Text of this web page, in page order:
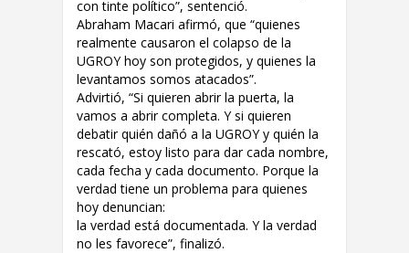
con tinte político”, sentenció.
Abraham Macari afirmó, que “quienes
realmente causaron el colapso de la
UGROY hoy son protegidos, y quienes la
levantamos somos atacados”.
Advirtió, “Si quieren abrir la puerta, la
vamos a abrir completa. Y si quieren
debatir quién dañó a la UGROY y quién la
rescató, estoy listo para dar cada nombre,
cada fecha y cada documento. Porque la
verdad tiene un problema para quienes
hoy denuncian:
la verdad está documentada. Y la verdad
no les favorece”, finalizó.